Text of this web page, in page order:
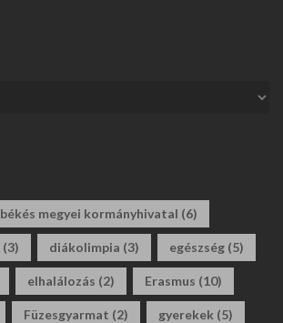
békés megyei kormányhivatal (6)
(3) diákolimpia (3) egészség (5)
elhalálozás (2) Erasmus (10)
Füzesgyarmat (2) gyerekek (5)